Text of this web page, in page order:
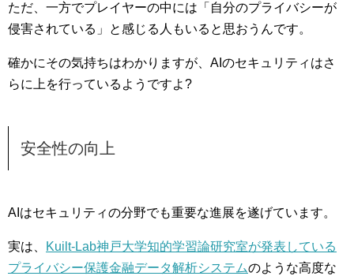
ただ、一方でプレイヤーの中には「自分のプライバシーが
侵害されている」と感じる人もいると思おうんです。
確かにその気持ちはわかりますが、AIのセキュリティはさ
らに上を行っているようですよ?
安全性の向上
AIはセキュリティの分野でも重要な進展を遂げています。
実は、
Kuilt-Lab神戸大学知的学習論研究室が発表している
プライバシー保護金融データ解析システムのような高度な